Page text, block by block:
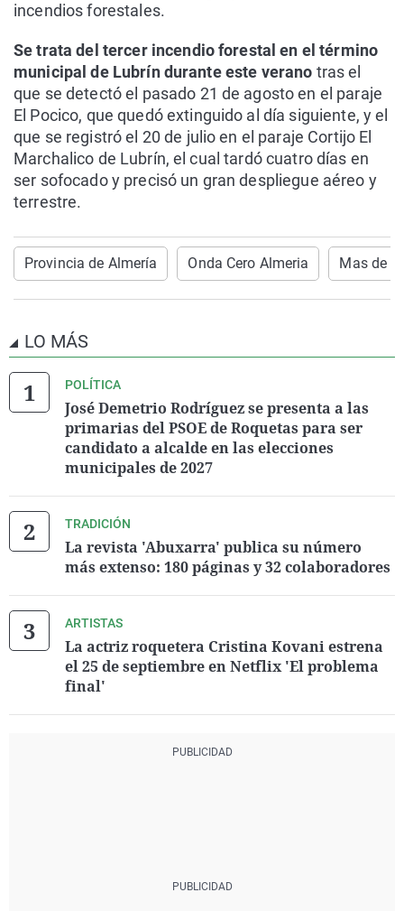
incendios forestales.
Se trata del tercer incendio forestal en el término
municipal de Lubrín durante este verano tras el
que se detectó el pasado 21 de agosto en el paraje
El Pocico, que quedó extinguido al día siguiente, y el
que se registró el 20 de julio en el paraje Cortijo El
Marchalico de Lubrín, el cual tardó cuatro días en
ser sofocado y precisó un gran despliegue aéreo y
terrestre.
Provincia de Almería Onda Cero Almeria Mas de
LO MÁS
POLÍTICA
José Demetrio Rodríguez se presenta a las
primarias del PSOE de Roquetas para ser
candidato a alcalde en las elecciones
municipales de 2027
TRADICIÓN
La revista 'Abuxarra' publica su número
más extenso: 180 páginas y 32 colaboradores
ARTISTAS
La actriz roquetera Cristina Kovani estrena
el 25 de septiembre en Netflix 'El problema
final'